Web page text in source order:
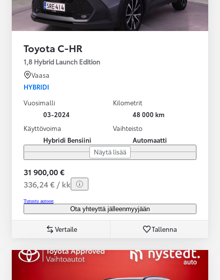
Toyota C-HR
1,8 Hybrid Launch Edition
Vaasa
HYBRIDI
Vuosimalli
03-2024
Kilometrit
48 000 km
Käyttövoima
Hybridi Bensiini
Vaihteisto
Automaatti
Näytä lisää
31 900,00 €
336,24 € / kk
Tutustu autoon
Ota yhteyttä jälleenmyyjään
Vertaile Tallenna